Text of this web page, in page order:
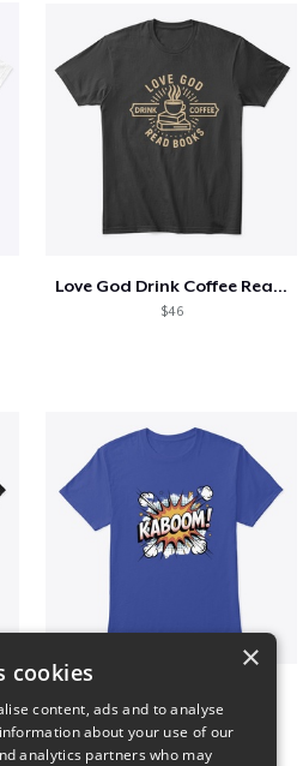
Love God Drink Coffee Read Books
$46
$23
×
cookies
content, ads and to analyse
about your use of our
analytics partners who may